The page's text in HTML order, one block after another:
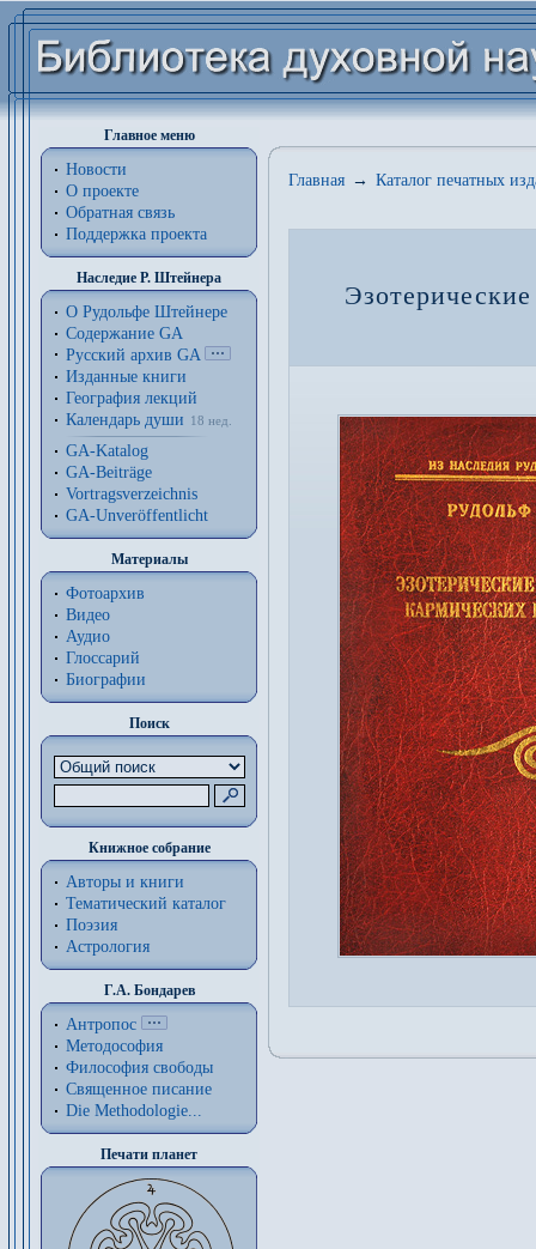
Главное меню
Новости
О проекте
Обратная связь
Поддержка проекта
Наследие Р. Штейнера
О Рудольфе Штейнере
Содержание GA
Русский архив GA
Изданные книги
География лекций
Календарь души
18 нед.
GA-Katalog
GA-Beiträge
Vortragsverzeichnis
GA-Unveröffentlicht
Материалы
Фотоархив
Видео
Аудио
Глоссарий
Биографии
Поиск
Книжное собрание
Авторы и книги
Тематический каталог
Поэзия
Астрология
Г.А. Бондарев
Антропос
Методософия
Философия cвободы
Священное писание
Die Methodologie...
Печати планет
Главная → Каталог печатных